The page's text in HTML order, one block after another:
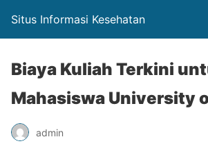
Situs Informasi Kesehatan
Biaya Kuliah Terkini
Mahasiswa University
admin